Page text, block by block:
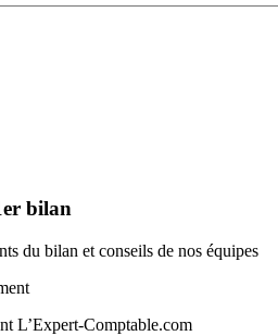
bilan
du bilan et conseils de nos équipes
L’Expert-Comptable.com